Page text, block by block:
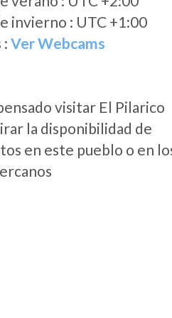
invierno : UTC +1:00
: Ver Webcams
visitar El Pilarico
la disponibilidad de
en este pueblo o en